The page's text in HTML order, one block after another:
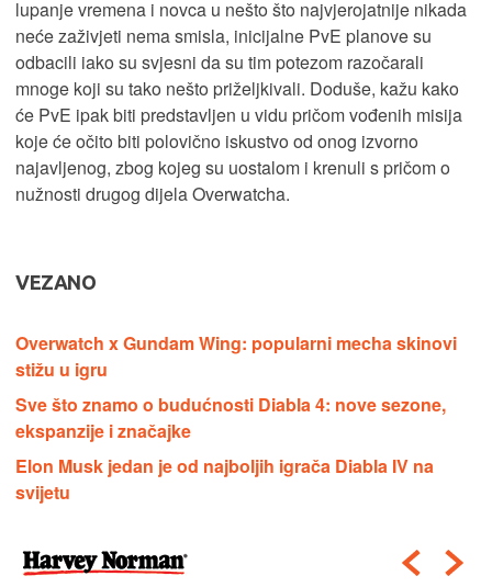
lupanje vremena i novca u nešto što najvjerojatnije nikada
neće zaživjeti nema smisla, inicijalne PvE planove su
odbacili iako su svjesni da su tim potezom razočarali
mnoge koji su tako nešto priželjkivali. Doduše, kažu kako
će PvE ipak biti predstavljen u vidu pričom vođenih misija
koje će očito biti polovično iskustvo od onog izvorno
najavljenog, zbog kojeg su uostalom i krenuli s pričom o
nužnosti drugog dijela Overwatcha.
VEZANO
Overwatch x Gundam Wing: popularni mecha skinovi
stižu u igru
Sve što znamo o budućnosti Diabla 4: nove sezone,
ekspanzije i značajke
Elon Musk jedan je od najboljih igrača Diabla IV na
svijetu